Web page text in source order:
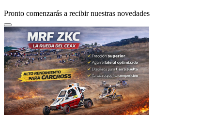
Pronto comenzarás a recibir nuestras novedades